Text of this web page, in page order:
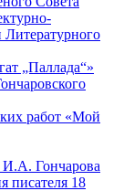
Литературного
„Паллада“»
работ «Мой
Гончарова
писателя 18